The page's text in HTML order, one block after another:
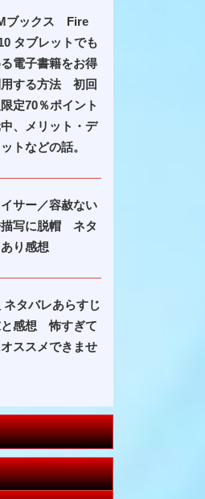
ブックス Fire
タブレットでも
電子書籍をお得
用する方法 初回
定70％ポイント
、メリット・デ
トなどの話。
サー／容赦ない
写に脱帽 ネタ
り感想
ネタバレあらすじ
感想 怖すぎて
ススメできませ